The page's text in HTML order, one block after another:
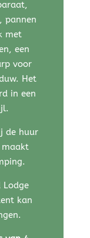
pannen
met
een
voor
Het
in een
de huur
maakt
Lodge
kan